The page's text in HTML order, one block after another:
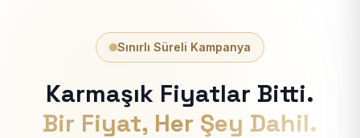
Sınırlı Süreli Kampanya
Karmaşık Fiyatlar Bitti.
Bir Fiyat, Her Şey Dahil.